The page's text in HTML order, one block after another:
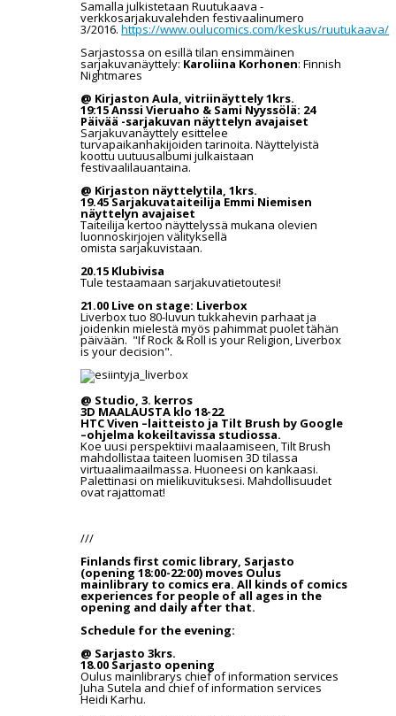
Samalla julkistetaan Ruutukaava -
verkkosarjakuvalehden festivaalinumero
3/2016.https://www.oulucomics.com/keskus/ruutukaava/
Sarjastossa on esillä tilan ensimmäinen
sarjakuvanäyttely: Karoliina Korhonen: Finnish
Nightmares
@ Kirjaston Aula, vitriinäyttely 1krs.
19:15 Anssi Vieruaho & Sami Nyyssölä: 24
Päivää -sarjakuvan näyttelynavajaiset
Sarjakuvanäyttely esittelee
turvapaikanhakijoiden tarinoita. Näyttelyistä
koottu uutuusalbumi julkaistaan
festivaalilauantaina.
@ Kirjaston näyttelytila, 1krs.
19.45 Sarjakuvataiteilija Emmi Niemisen
näyttelyn avajaiset
Taiteilija kertoo näyttelyssä mukana olevien
luonnoskirjojen välityksellä
omista sarjakuvistaan.
20.15 Klubivisa
Tule testaamaan sarjakuvatietoutesi!
21.00 Live on stage: Liverbox
Liverbox tuo 80-luvun tukkahevin parhaat ja
joidenkin mielestä myös pahimmat puolet tähän
päivään. "If Rock & Roll is your Religion, Liverbox
is your decision".
@ Studio, 3. kerros
3D MAALAUSTA klo 18-22
HTC Viven –laitteisto ja Tilt Brush by Google
–ohjelma kokeiltavissa studiossa.
Koe uusi perspektiivi maalaamiseen, Tilt Brush
mahdollistaa taiteen luomisen 3D tilassa
virtuaalimaailmassa. Huoneesi on kankaasi.
Palettinasi on mielikuvituksesi. Mahdollisuudet
ovat rajattomat!
///
Finlands first comic library, Sarjasto
(opening 18:00-22:00) moves Oulus
mainlibrary to comics era. All kinds of comics
experiences for people of all ages in the
opening and daily after that.
Schedule for the evening:
@ Sarjasto 3krs.
18.00 Sarjasto opening
Oulus mainlibrarys chief of information services
Juha Sutela and chief of information services
Heidi Karhu.